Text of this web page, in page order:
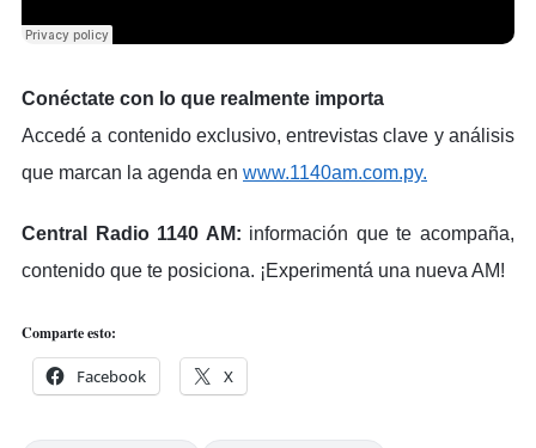
Conéctate con lo que realmente importa
Accedé a contenido exclusivo, entrevistas clave y análisis
que marcan la agenda en www.1140am.com.py.
Central Radio 1140 AM: información que te acompaña,
contenido que te posiciona. ¡Experimentá una nueva AM!
Comparte esto:
Facebook X